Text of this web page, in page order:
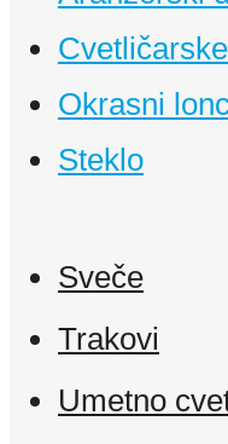
Okrasni
Steklo
Sveče
Trakovi
Umetno